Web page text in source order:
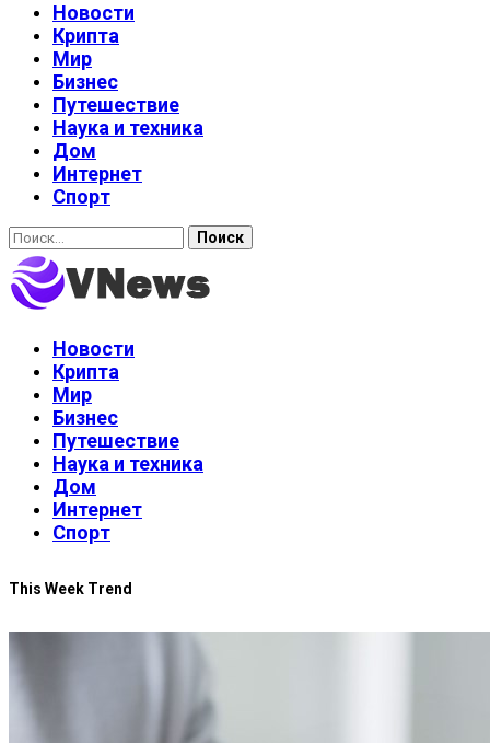
Новости
Крипта
Мир
Бизнес
Путешествие
Наука и техника
Дом
Интернет
Спорт
Найти:
Новости
Крипта
Мир
Бизнес
Путешествие
Наука и техника
Дом
Интернет
Спорт
This Week Trend